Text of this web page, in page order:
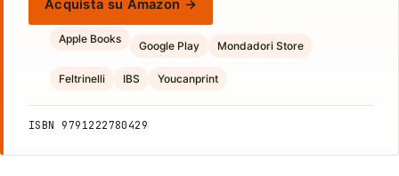
Acquista su Amazon →
Apple Books
Google Play Mondadori Store
Feltrinelli IBS Youcanprint
ISBN 9791222780429